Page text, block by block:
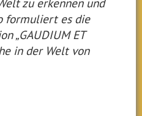
formuliert es die
„GAUDIUM ET
in der Welt von